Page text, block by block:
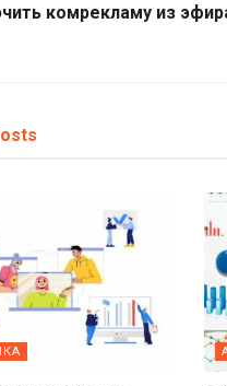
комрекламу из